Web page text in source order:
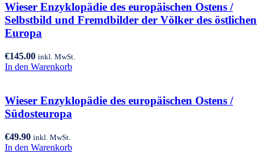
Wieser Enzyklopädie des europäischen Ostens /
Selbstbild und Fremdbilder der Völker des östlichen
Europa
€145.00 inkl. MwSt.
In den Warenkorb
Wieser Enzyklopädie des europäischen Ostens /
Südosteuropa
€49.90 inkl. MwSt.
In den Warenkorb